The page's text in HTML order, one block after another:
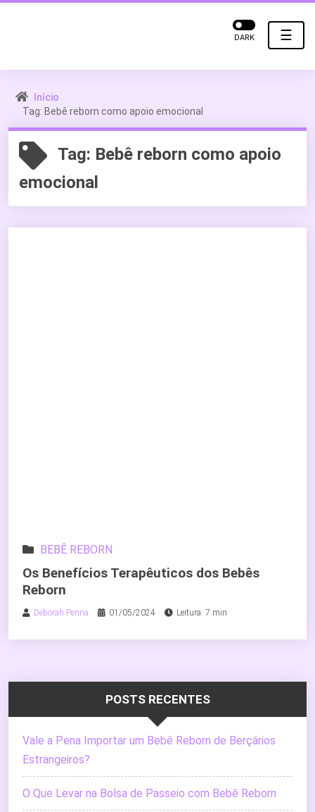
☰
DARK
Início
Tag: Bebê reborn como apoio emocional
Tag: Bebê reborn como apoio
emocional
BEBÊ REBORN
Os Benefícios Terapêuticos dos Bebês
Reborn
Deborah Penna 01/05/2024 Leitura: 7 min
POSTS RECENTES
Vale a Pena Importar um Bebê Reborn de Berçários
Estrangeiros?
O Que Levar na Bolsa de Passeio com Bebê Reborn